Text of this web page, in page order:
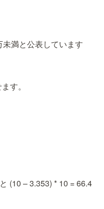
満と公表しています
す。
(10 – 3.353) * 10 = 66.4